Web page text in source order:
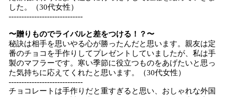
した。（30代女性）
-----------------------------
〜贈りものでライバルと差をつける！？〜
秘訣は相手を思いやる心が勝ったんだと思います。親友は定
番のチョコを手作りしてプレゼントしていましたが、私は手
製のマフラーです。寒い季節に役立つものをあげたいと思っ
た気持ちに応えてくれたと思います。（30代女性）
-----------------------------
チョコレートは手作りだと重すぎると思い、おしゃれな外国